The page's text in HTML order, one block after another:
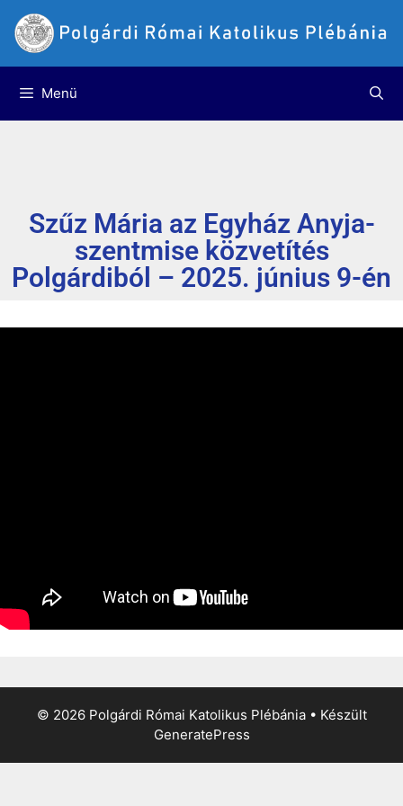
Menü
Szűz Mária az Egyház Anyja-
szentmise közvetítés
Polgárdiból – 2025. június 9-én
© 2026 Polgárdi Római Katolikus Plébánia• Készült
GeneratePress